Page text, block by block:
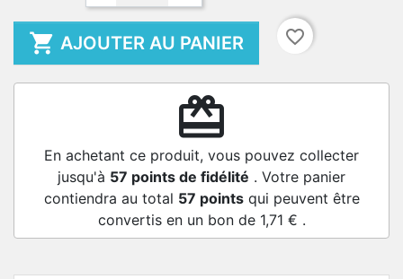
 AJOUTER AU PANIER favorite_border
redeem
En achetant ce produit, vous pouvez collecter
jusqu'à 57 points de fidélité . Votre panier
contiendra au total 57 pointsqui peuvent être
convertis en un bon de 1,71 € .